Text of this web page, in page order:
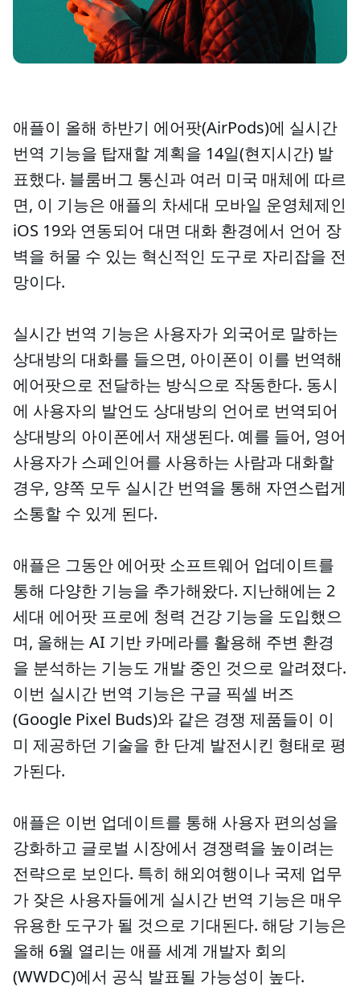
애플이 올해 하반기 에어팟(AirPods)에 실시간
번역 기능을 탑재할 계획을 14일(현지시간) 발
표했다. 블룸버그 통신과 여러 미국 매체에 따르
면, 이 기능은 애플의 차세대 모바일 운영체제인
iOS 19와 연동되어 대면 대화 환경에서 언어 장
벽을 허물 수 있는 혁신적인 도구로 자리잡을 전
망이다.
실시간 번역 기능은 사용자가 외국어로 말하는
상대방의 대화를 들으면, 아이폰이 이를 번역해
에어팟으로 전달하는 방식으로 작동한다. 동시
에 사용자의 발언도 상대방의 언어로 번역되어
상대방의 아이폰에서 재생된다. 예를 들어, 영어
사용자가 스페인어를 사용하는 사람과 대화할
경우, 양쪽 모두 실시간 번역을 통해 자연스럽게
소통할 수 있게 된다.
애플은 그동안 에어팟 소프트웨어 업데이트를
통해 다양한 기능을 추가해왔다. 지난해에는 2
세대 에어팟 프로에 청력 건강 기능을 도입했으
며, 올해는 AI 기반 카메라를 활용해 주변 환경
을 분석하는 기능도 개발 중인 것으로 알려졌다.
이번 실시간 번역 기능은 구글 픽셀 버즈
(Google Pixel Buds)와 같은 경쟁 제품들이 이
미 제공하던 기술을 한 단계 발전시킨 형태로 평
가된다.
애플은 이번 업데이트를 통해 사용자 편의성을
강화하고 글로벌 시장에서 경쟁력을 높이려는
전략으로 보인다. 특히 해외여행이나 국제 업무
가 잦은 사용자들에게 실시간 번역 기능은 매우
유용한 도구가 될 것으로 기대된다. 해당 기능은
올해 6월 열리는 애플 세계 개발자 회의
(WWDC)에서 공식 발표될 가능성이 높다.